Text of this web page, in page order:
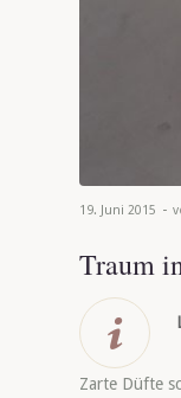
19. Juni 2015 -
Traum
Zarte Düfte